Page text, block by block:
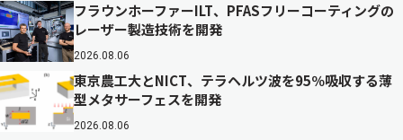
フラウンホーファーILT、PFASフリーコーティングの
レーザー製造技術を開発
2026.08.06
東京農工大とNICT、テラヘルツ波を95％吸収する薄
型メタサーフェスを開発
2026.08.06